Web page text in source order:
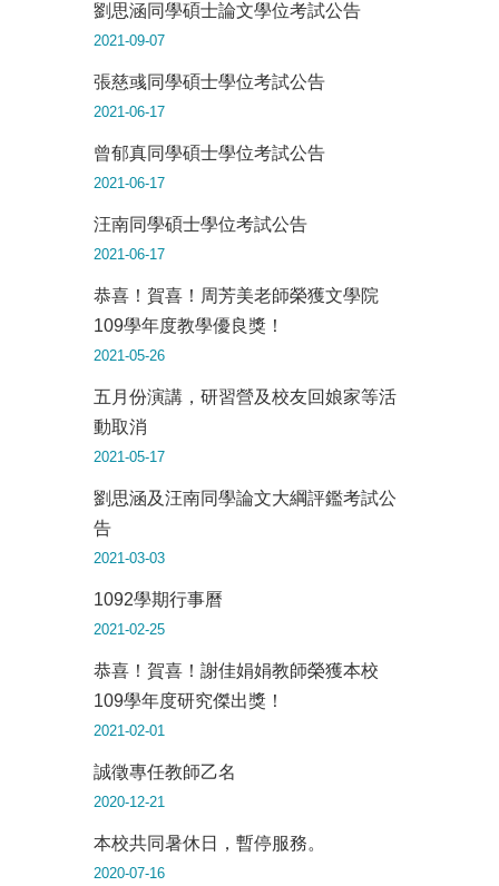
劉思涵同學碩士論文學位考試公告
2021-09-07
張慈彧同學碩士學位考試公告
2021-06-17
曾郁真同學碩士學位考試公告
2021-06-17
汪南同學碩士學位考試公告
2021-06-17
恭喜！賀喜！周芳美老師榮獲文學院
109學年度教學優良獎！
2021-05-26
五月份演講，研習營及校友回娘家等活
動取消
2021-05-17
劉思涵及汪南同學論文大綱評鑑考試公
告
2021-03-03
1092學期行事曆
2021-02-25
恭喜！賀喜！謝佳娟娟教師榮獲本校
109學年度研究傑出獎！
2021-02-01
誠徵專任教師乙名
2020-12-21
本校共同暑休日，暫停服務。
2020-07-16